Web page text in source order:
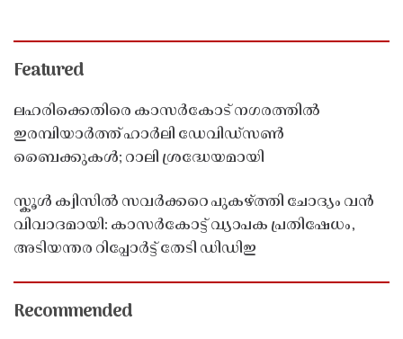
Featured
ലഹരിക്കെതിരെ കാസർകോട് നഗരത്തിൽ
ഇരമ്പിയാർത്ത് ഹാർലി ഡേവിഡ്‌സൺ
ബൈക്കുകൾ; റാലി ശ്രദ്ധേയമായി
സ്കൂൾ ക്വിസിൽ സവർക്കറെ പുകഴ്ത്തി ചോദ്യം വൻ
വിവാദമായി: കാസർകോട്ട് വ്യാപക പ്രതിഷേധം,
അടിയന്തര റിപ്പോർട്ട് തേടി ഡിഡിഇ
Recommended